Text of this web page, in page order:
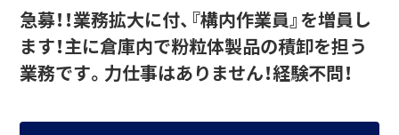
急募！！業務拡大に付、『構内作業員』を増員し
ます！主に倉庫内で粉粒体製品の積卸を担う
業務です。力仕事はありません！経験不問！